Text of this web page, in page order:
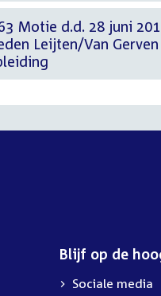
Motie d.d. 28 juni
Leijten/Van
Blijf op de
Sociale media